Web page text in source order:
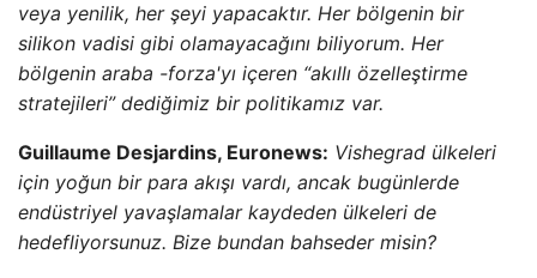
veya yenilik, her şeyi yapacaktır. Her bölgenin bir
silikon vadisi gibi olamayacağını biliyorum. Her
bölgenin araba -forza'yı içeren “akıllı özelleştirme
stratejileri” dediğimiz bir politikamız var.
Guillaume Desjardins, Euronews: Vishegrad ülkeleri
için yoğun bir para akışı vardı, ancak bugünlerde
endüstriyel yavaşlamalar kaydeden ülkeleri de
hedefliyorsunuz. Bize bundan bahseder misin?